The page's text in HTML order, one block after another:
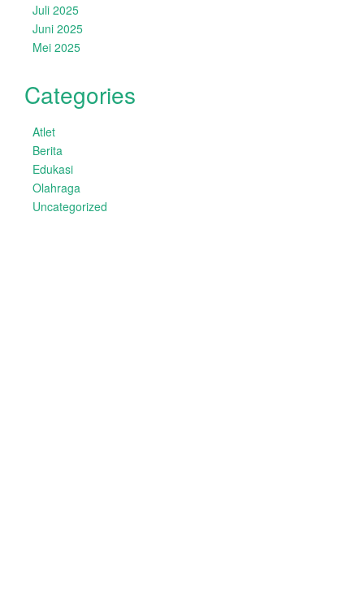
Juli 2025
Juni 2025
Mei 2025
Categories
Atlet
Berita
Edukasi
Olahraga
Uncategorized